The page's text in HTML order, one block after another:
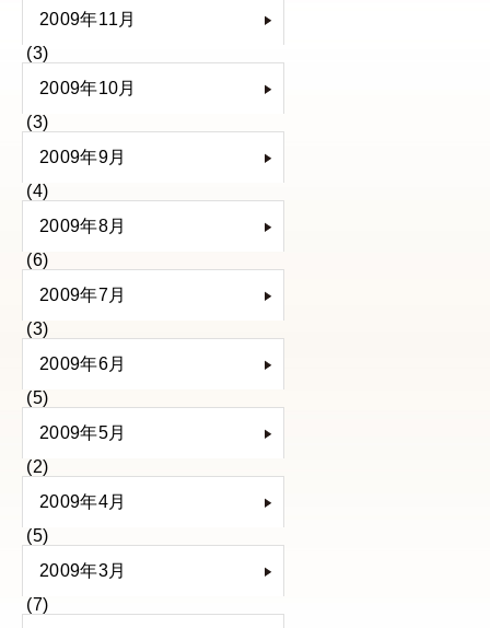
2009年11月
(3)
2009年10月
(3)
2009年9月
(4)
2009年8月
(6)
2009年7月
(3)
2009年6月
(5)
2009年5月
(2)
2009年4月
(5)
2009年3月
(7)